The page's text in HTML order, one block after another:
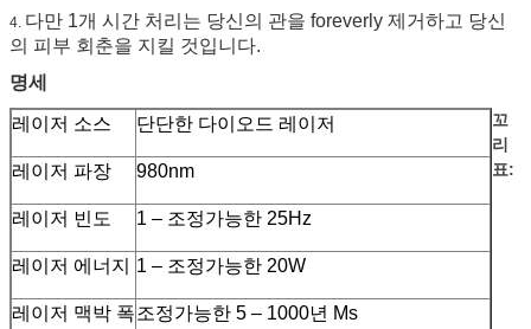
4. 다만 1개 시간 처리는 당신의 관을 foreverly 제거하고 당신
의 피부 회춘을 지킬 것입니다.
명세
레이저 소스 단단한 다이오드 레이저
레이저 파장 980nm
레이저 빈도 1 – 조정가능한 25Hz
레이저 에너지 1 – 조정가능한 20W
레이저 맥박 폭조정가능한 5 – 1000년 Ms
꼬
리
표: